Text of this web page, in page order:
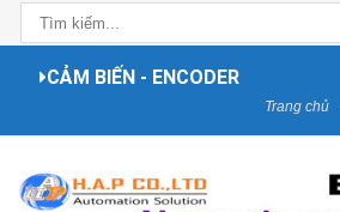
CẢM BIẾN - ENCODER
Trang chủ